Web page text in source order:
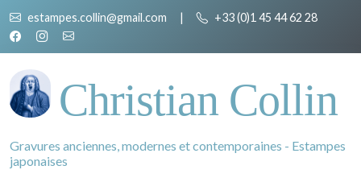
estampes.collin@gmail.com | +33 (0)1 45 44 62 28
Christian Collin
Gravures anciennes, modernes et contemporaines - Estampes
japonaises